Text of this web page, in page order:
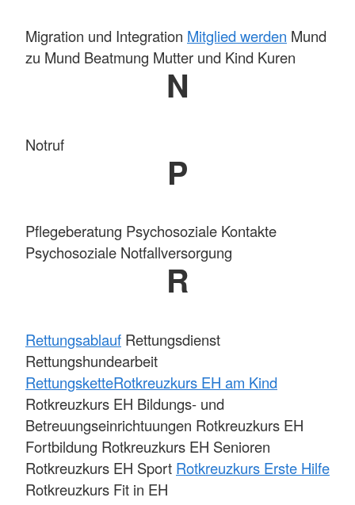
Migration und Integration Mitglied werden Mund
zu Mund Beatmung Mutter und Kind Kuren
N
Notruf
P
Pflegeberatung Psychosoziale Kontakte
Psychosoziale Notfallversorgung
R
Rettungsablauf Rettungsdienst
Rettungshundearbeit
RettungsketteRotkreuzkurs EH am Kind
Rotkreuzkurs EH Bildungs- und
Betreuungseinrichtuungen Rotkreuzkurs EH
Fortbildung Rotkreuzkurs EH Senioren
Rotkreuzkurs EH Sport Rotkreuzkurs Erste Hilfe
Rotkreuzkurs Fit in EH